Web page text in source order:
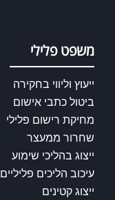
משפט פלילי
ייעוץ וליווי בחקירה
ביטול כתבי אישום
מחיקת רישום פלילי
שחרור ממעצר
ייצוג בהליכי שימוע
עיכוב הליכים פליליים
ייצוג קטינים